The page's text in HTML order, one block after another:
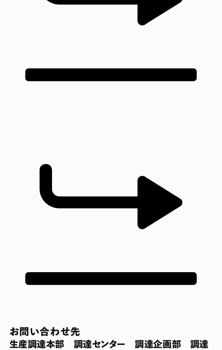
お問い合わせ先
生産調達本部 調達センター 調達企画部 調達